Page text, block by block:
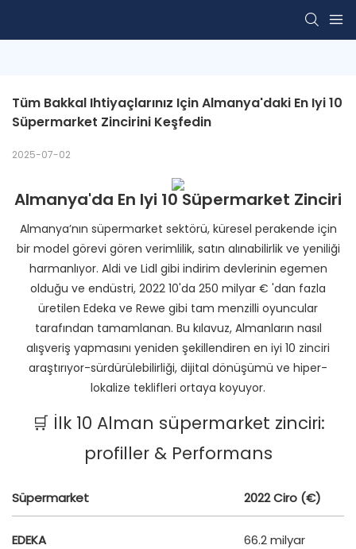
Tüm Bakkal Ihtiyaçlarınız Için Almanya'daki En Iyi 10
Süpermarket Zincirini Keşfedin
2025-07-02
Almanya'da En Iyi 10 Süpermarket Zinciri
Almanya’nın süpermarket sektörü, küresel perakende için
bir model görevi gören verimlilik, satın alınabilirlik ve yeniliği
harmanlıyor. Aldi ve Lidl gibi indirim devlerinin egemen
olduğu ve endüstri, 2022 10'da 250 milyar € 'dan fazla
üretilen Edeka ve Rewe gibi tam menzilli oyuncular
tarafından tamamlanan. Bu kılavuz, Almanların nasıl
alışveriş yapmasını yeniden şekillendiren en iyi 10 zinciri
araştırıyor-sürdürülebilirliği, dijital dönüşümü ve hiper-
lokalize teklifleri ortaya koyuyor.
🛒 İlk 10 Alman süpermarket zinciri:
profiller & Performans
Süpermarket 2022 Ciro (€)
EDEKA 66.2 milyar